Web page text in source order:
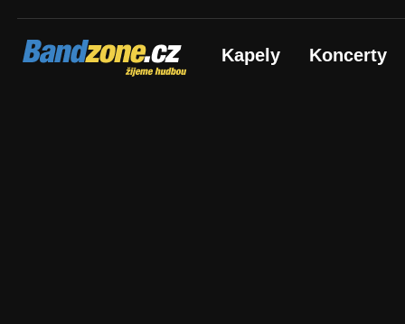
Bandzone.cz
žijeme hudbou Kapely Koncerty